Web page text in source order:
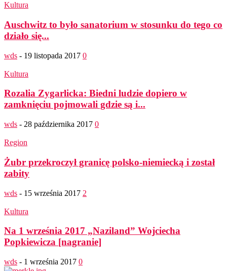
Kultura
Auschwitz to było sanatorium w stosunku do tego co
działo się...
wds - 19 listopada 2017 0
Kultura
Rozalia Zygarlicka: Biedni ludzie dopiero w
zamknięciu pojmowali gdzie są i...
wds - 28 października 2017 0
Region
Żubr przekroczył granicę polsko-niemiecką i został
zabity
wds - 15 września 2017 2
Kultura
Na 1 września 2017 „Naziland” Wojciecha
Popkiewicza [nagranie]
wds - 1 września 2017 0